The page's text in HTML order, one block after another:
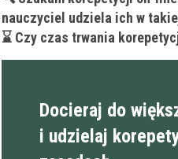
nauczyciel udziela ich w
⌛ Czy czas trwania
Docieraj do
i udzielaj